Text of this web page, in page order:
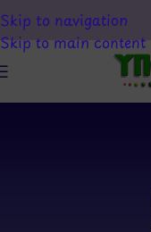
Skip to navigation
Skip to main content